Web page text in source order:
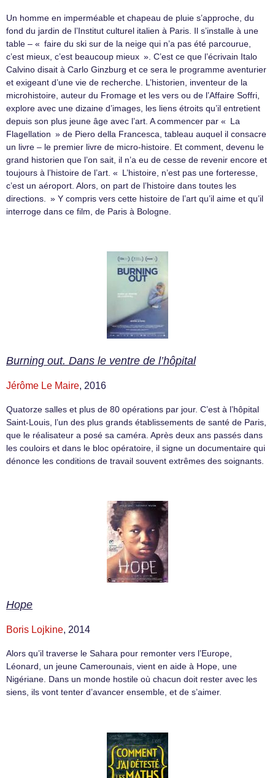
Un homme en imperméable et chapeau de pluie s’approche, du
fond du jardin de l’Institut culturel italien à Paris. Il s’installe à une
table – « faire du ski sur de la neige qui n’a pas été parcourue,
c’est mieux, c’est beaucoup mieux ». C’est ce que l’écrivain Italo
Calvino disait à Carlo Ginzburg et ce sera le programme aventurier
et exigeant d’une vie de recherche. L’historien, inventeur de la
microhistoire, auteur du Fromage et les vers ou de l’Affaire Soffri,
explore avec une dizaine d’images, les liens étroits qu’il entretient
depuis son plus jeune âge avec l’art. A commencer par « La
Flagellation » de Piero della Francesca, tableau auquel il consacre
un livre – le premier livre de micro-histoire. Et comment, devenu le
grand historien que l’on sait, il n’a eu de cesse de revenir encore et
toujours à l’histoire de l’art. « L’histoire, n’est pas une forteresse,
c’est un aéroport. Alors, on part de l’histoire dans toutes les
directions. » Y compris vers cette histoire de l’art qu’il aime et qu’il
interroge dans ce film, de Paris à Bologne.
Burning out. Dans le ventre de l’hôpital
Jérôme Le Maire, 2016
Quatorze salles et plus de 80 opérations par jour. C’est à l’hôpital
Saint-Louis, l’un des plus grands établissements de santé de Paris,
que le réalisateur a posé sa caméra. Après deux ans passés dans
les couloirs et dans le bloc opératoire, il signe un documentaire qui
dénonce les conditions de travail souvent extrêmes des soignants.
Hope
Boris Lojkine, 2014
Alors qu’il traverse le Sahara pour remonter vers l’Europe,
Léonard, un jeune Camerounais, vient en aide à Hope, une
Nigériane. Dans un monde hostile où chacun doit rester avec les
siens, ils vont tenter d’avancer ensemble, et de s’aimer.